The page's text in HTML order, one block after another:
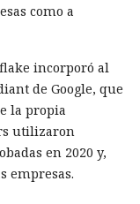
como a
incorporó al
de Google, que
la propia
utilizaron
en 2020 y,
empresas.
convierte a los
por seis
de los
El 41% de los
57% restante los
los marcaron como